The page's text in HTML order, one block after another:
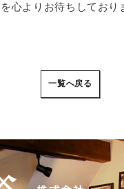
心よりお待ちしており
一覧へ戻る